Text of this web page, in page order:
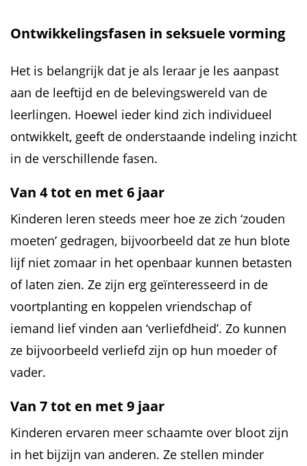
Ontwikkelingsfasen in seksuele vorming
Het is belangrijk dat je als leraar je les aanpast
aan de leeftijd en de belevingswereld van de
leerlingen. Hoewel ieder kind zich individueel
ontwikkelt, geeft de onderstaande indeling inzicht
in de verschillende fasen.
Van 4 tot en met 6 jaar
Kinderen leren steeds meer hoe ze zich ‘zouden
moeten’ gedragen, bijvoorbeeld dat ze hun blote
lijf niet zomaar in het openbaar kunnen betasten
of laten zien. Ze zijn erg geïnteresseerd in de
voortplanting en koppelen vriendschap of
iemand lief vinden aan ‘verliefdheid’. Zo kunnen
ze bijvoorbeeld verliefd zijn op hun moeder of
vader.
Van 7 tot en met 9 jaar
Kinderen ervaren meer schaamte over bloot zijn
in het bijzijn van anderen. Ze stellen minder